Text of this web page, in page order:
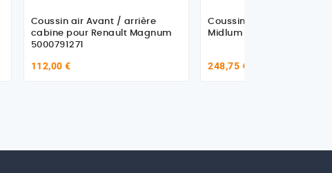
Coussin air Avant / arrière
cabine pour Renault Magnum
5000791271
112,00 €
Coussin d'air AR pour
Midlum
248,75 €